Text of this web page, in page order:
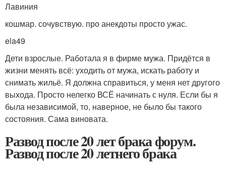
Лавиния
кошмар. сочувствую. про анекдоты просто ужас.
ela49
Дети взрослые. Работала я в фирме мужа. Придётся в
жизни менять всё: уходить от мужа, искать работу и
снимать жильё. Я должна справиться, у меня нет другого
выхода. Просто нелегко ВСЁ начинать с нуля. Если бы я
была независимой, то, наверное, не было бы такого
состояния. Сама виновата.
Развод после 20 лет брака форум.
Развод после 20 летнего брака